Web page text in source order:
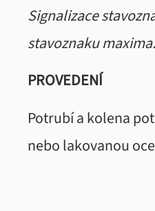
Signalizace
stavoznaku maxima.
PROVEDENÍ
Potrubí a kolena
nebo lakovanou